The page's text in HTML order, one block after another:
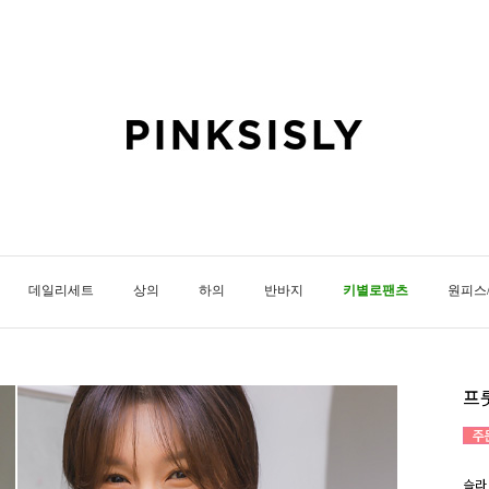
데일리세트 상의 하의 반바지 키별로팬츠 원피
프
슬